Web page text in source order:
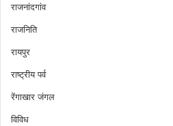
राजनांदगांव
राजनिति
रायपुर
राष्ट्रीय पर्व
रेंगाखार जंगल
विविध